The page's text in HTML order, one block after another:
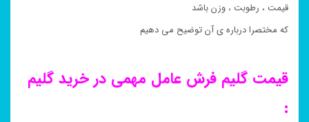
قیمت ، رطوبت ، وزن باشد
که مختصرا درباره ی آن توضیح می دهیم
قیمت گلیم فرش عامل مهمی در خرید گلیم
: